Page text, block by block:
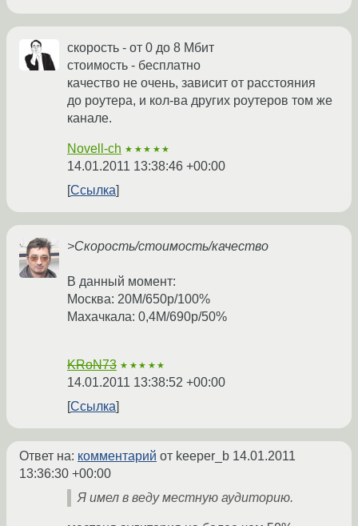
скорость - от 0 до 8 Мбит
стоимость - бесплатно
качество не очень, зависит от расстояния
до роутера, и кол-ва других роутеров том же
канале.
Novell-ch ★★★★★
14.01.2011 13:38:46 +00:00
Ссылка
>Скорость/стоимость/качество
В данный момент:
Москва: 20M/650р/100%
Махачкала: 0,4M/690р/50%
KRoN73 ★★★★★
14.01.2011 13:38:52 +00:00
Ссылка
Ответ на: комментарий от keeper_b 14.01.2011
13:36:30 +00:00
Я имел в веду местную аудиторию.